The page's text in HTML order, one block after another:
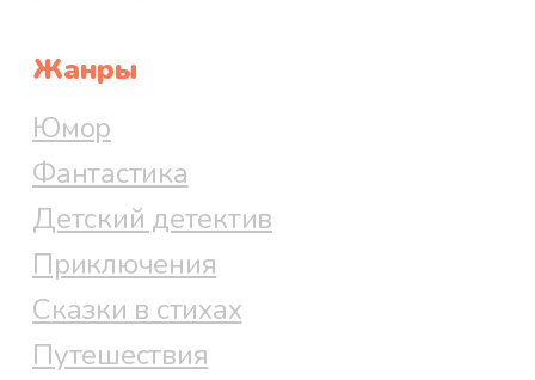
Жанры
Юмор
Фантастика
Детский детектив
Приключения
Сказки в стихах
Путешествия